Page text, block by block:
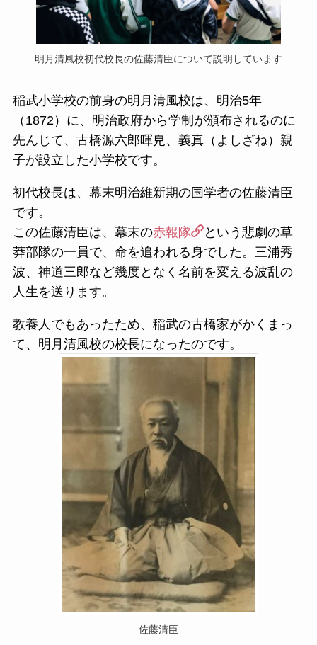
明月清風校初代校長の佐藤清臣について説明しています
稲武小学校の前身の明月清風校は、明治5年
（1872）に、明治政府から学制が頒布されるのに
先んじて、古橋源六郎暉皃、義真（よしざね）親
子が設立した小学校です。
初代校長は、幕末明治維新期の国学者の佐藤清臣
です。
この佐藤清臣は、幕末の赤報隊
という悲劇の草
莽部隊の一員で、命を追われる身でした。三浦秀
波、神道三郎など幾度となく名前を変える波乱の
人生を送ります。
教養人でもあったため、稲武の古橋家がかくまっ
て、明月清風校の校長になったのです。
佐藤清臣